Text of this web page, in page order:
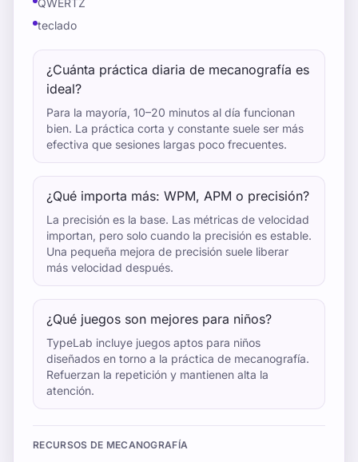
teclado
¿Cuánta práctica diaria de mecanografía es
ideal?
Para la mayoría, 10–20 minutos al día funcionan
bien. La práctica corta y constante suele ser más
efectiva que sesiones largas poco frecuentes.
¿Qué importa más: WPM, APM o precisión?
La precisión es la base. Las métricas de velocidad
importan, pero solo cuando la precisión es estable.
Una pequeña mejora de precisión suele liberar
más velocidad después.
¿Qué juegos son mejores para niños?
TypeLab incluye juegos aptos para niños
diseñados en torno a la práctica de mecanografía.
Refuerzan la repetición y mantienen alta la
atención.
RECURSOS DE MECANOGRAFÍA